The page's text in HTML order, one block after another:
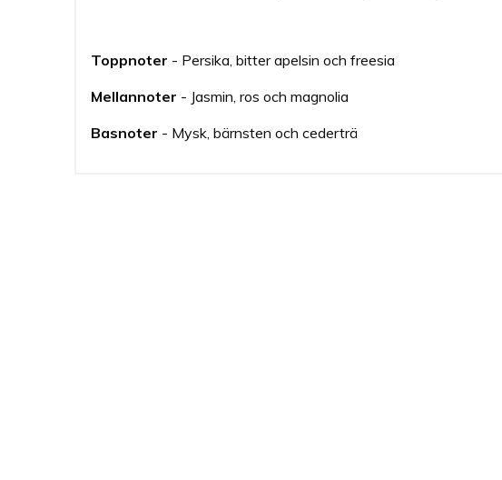
Toppnoter - Persika, bitter apelsin och freesia
Mellannoter - Jasmin, ros och magnolia
Basnoter - Mysk, bärnsten och cederträ